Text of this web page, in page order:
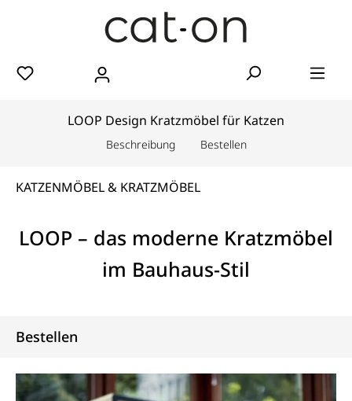
LOOP Design Kratzmöbel für Katzen
Beschreibung Bestellen
KATZENMÖBEL & KRATZMÖBEL
LOOP – das moderne Kratzmöbel
im Bauhaus-Stil
Bestellen
Bildergalerie überspringen